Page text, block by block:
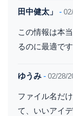
田中健太」 -
この情報は本
るのに最適です
ゆうみ - 02/28/
ファイル名だ
て、いいアイ